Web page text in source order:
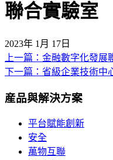
聯合實驗室
2023年 1月 17日
文
章
導
上一篇：金融數字化發展
下一篇：省級企業技術中
産品與解決方案
平台賦能創新
安全
萬物互聯